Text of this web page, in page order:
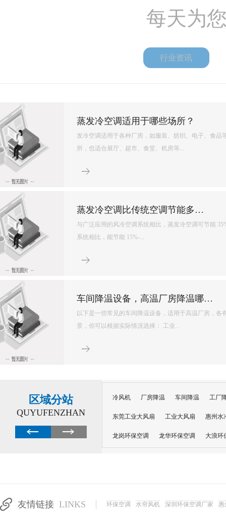
每天为
行业资讯
环保空调降温原理
环保空调的降温原理主要基于水蒸发吸热的特性，以下是对其降温原理的详细解释： 一、核心原理 环保空调
内部配置有湿润的过滤媒介，如湿帘或湿纱窗。当风扇吹出的风经过这些湿润的媒
区域分站
QUYUFENZHAN
冷风机 厂房降温 车间降温 工厂
东莞工业大风扇 工业大风扇 惠州水
龙岗环保空调 龙华环保空调 大浪环
友情链接 LINKS 环保空调 水帘风机 深圳环保空调厂家 惠